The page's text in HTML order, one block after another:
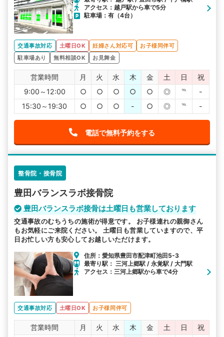
アクセス：越戸駅から車で5分
駐車場：有（4台）
交通事故対応 土曜日OK 妊婦さん対応可
お子様同伴可
駐車場あり
無料相談OK お見舞金
営業時間 月 火 水 木 金 土 日
祝
9:00～12:00
○ ○ ○ ○ ○ ◎ ℡
-
15:30～19:30
○ ○ ○ - ○ ◎ ℡ -
電話で無料予約をする
整骨院・接骨院
豊田バランスラボ接骨院
豊田バランスラボ接骨は土曜日も営業しております
交通事故のむちうちの施術が得意です。 お子様連れの親御さん
もお気軽にご来院ください。 土曜日も営業していますので、平
日お忙しい方も安心してお越しいただけます。
住所：愛知県豊田市配津町池田5-3
最寄り駅： 三河上郷駅 / 永覚駅 / 大門駅
アクセス：三河上郷駅から車で4分
交通事故対応 土曜日OK お子様同伴可
営業時間 月 火 水 木 金 土 日
祝